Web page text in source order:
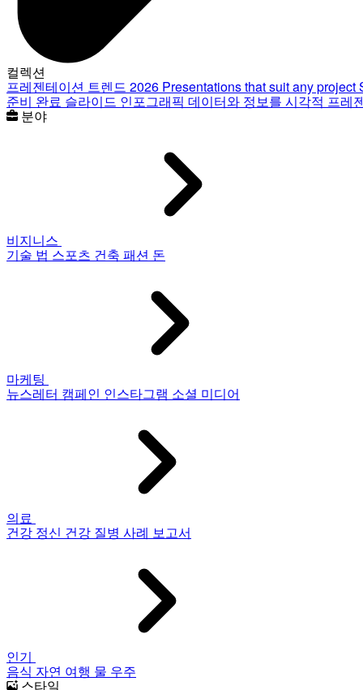
컬렉션
프레젠테이션 트렌드 2026 Presentations that suit any project
준비 완료 슬라이드 인포그래픽 데이터와 정보를 시각적 프레
분야
비지니스
기술 법 스포츠 건축 패션 돈
마케팅
뉴스레터 캠페인 인스타그램 소셜 미디어
의료
건강 정신 건강 질병 사례 보고서
인기
음식 자연 여행 물 우주
스타일